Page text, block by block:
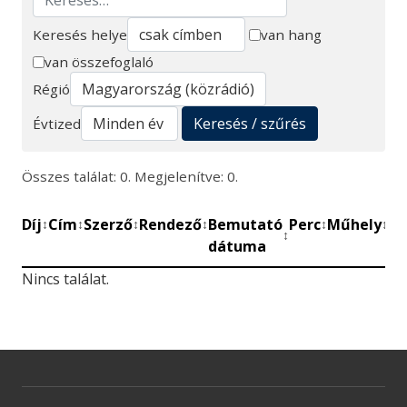
Keresés
Keresés helye
van hang
van összefoglaló
Régió
Évtized
Keresés / szűrés
Összes találat: 0. Megjelenítve: 0.
Díj↕Cím↕Szerző↕Rendező↕Bemutató
dátuma
↕
Perc↕Műhely↕
Nincs találat.